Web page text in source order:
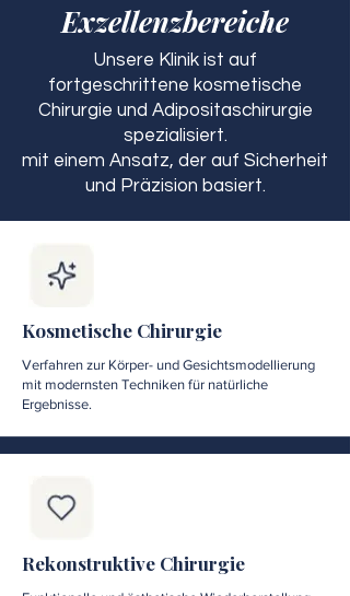
Exzellenzbereiche
Unsere Klinik ist auf
fortgeschrittene kosmetische
Chirurgie und Adipositaschirurgie
spezialisiert.
mit einem Ansatz, der auf Sicherheit
und Präzision basiert.
Kosmetische Chirurgie
Verfahren zur Körper- und Gesichtsmodellierung
mit modernsten Techniken für natürliche
Ergebnisse.
Rekonstruktive Chirurgie